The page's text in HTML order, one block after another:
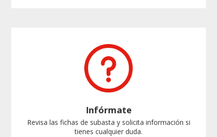
Infórmate
Revisa las fichas de subasta y solicita información si
tienes cualquier duda.